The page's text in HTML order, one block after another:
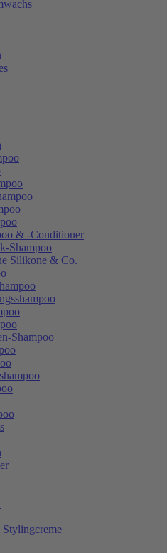
& -Conditioner
Shampoo
Silikone & Co.
Shampoo